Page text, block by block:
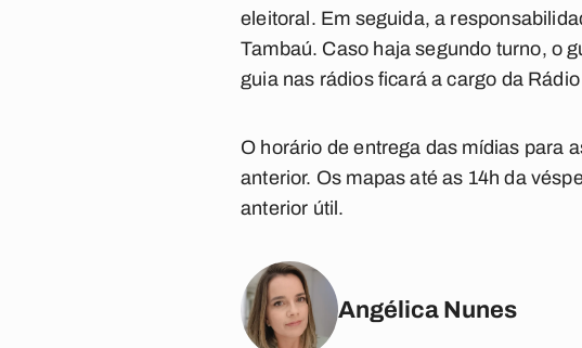
eleitoral. Em seguida, a
Tambaú. Caso haja segundo turno, o
guia nas rádios ficará a cargo da
O horário de entrega das mídias para
anterior. Os mapas até as 14h da
anterior útil.
Angélica Nunes